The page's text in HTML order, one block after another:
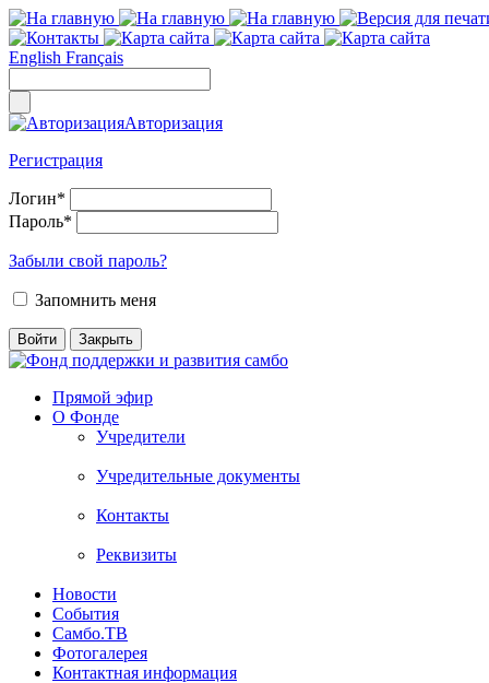
English Français
Авторизация
Регистрация
Логин*
Пароль*
Забыли свой пароль?
Запомнить меня
Прямой эфир
О Фонде
Учредители
Учредительные документы
Контакты
Реквизиты
Новости
События
Самбо.ТВ
Фотогалерея
Контактная информация